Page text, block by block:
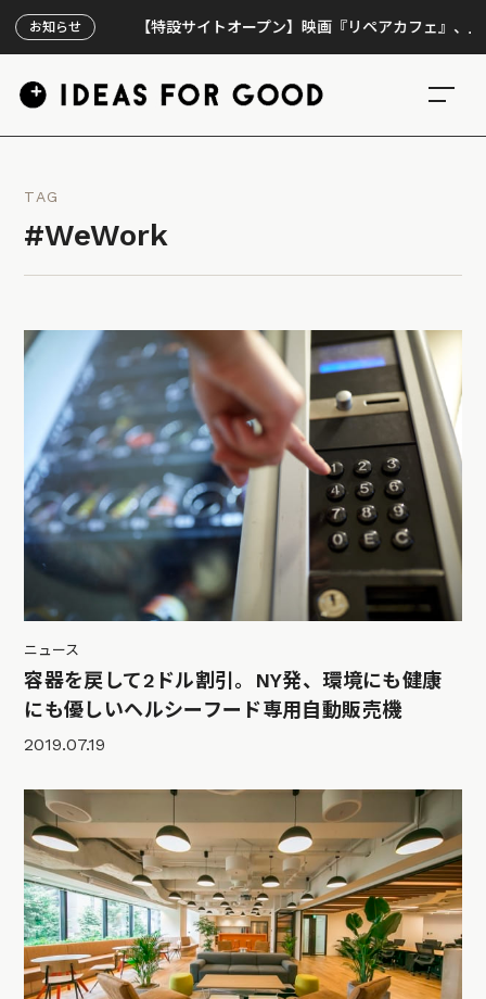
お知らせ【特設サイトオープン】映画『リペアカフェ』、上映300回
TAG
#WeWork
ニュース
容器を戻して2ドル割引。NY発、環境にも健康
にも優しいヘルシーフード専用自動販売機
2019.07.19